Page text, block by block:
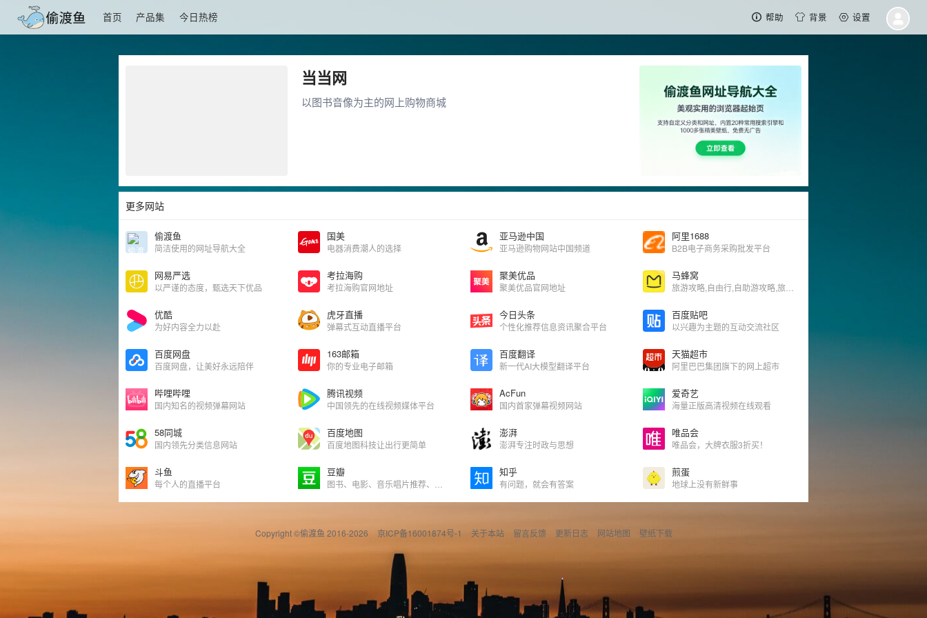
首页 产品集 今日热榜 帮助 背景 设置
当当网
以图书音像为主的网上购物商城
更多网站
偷渡鱼
简洁使用的网址导航大全
国美
电器消费潮人的选择
亚马逊中国
亚马逊购物网站中国频道
阿里1688
B2B电子商务采购批发平台
网易严选
以严谨的态度，甄选天下优品
考拉海购
考拉海购官网地址
聚美优品
聚美优品官网地址
马蜂窝
优酷
为好内容全力以赴
虎牙直播
弹幕式互动直播平台
今日头条
个性化推荐信息资讯聚合平台
百度贴吧
以兴趣为主题的互动交流社区
百度网盘
百度网盘，让美好永远陪伴
163邮箱
你的专业电子邮箱
百度翻译
新一代AI大模型翻译平台
天猫超市
阿里巴巴集团旗下的网上超市
哔哩哔哩
国内知名的视频弹幕网站
腾讯视频
中国领先的在线视频媒体平台
AcFun
国内首家弹幕视频网站
爱奇艺
海量正版高清视频在线观看
58同城
国内领先分类信息网站
百度地图
百度地图科技让出行更简单
澎湃
澎湃专注时政与思想
唯品会
唯品会，大牌衣服3折买！
斗鱼
每个人的直播平台
豆瓣 知乎
有问题，就会有答案
煎蛋
地球上没有新鲜事
Copyright ©偷渡鱼 2016-2026 京ICP备16001874号-1 关于本站 留言反馈 更新日志 网站地图 壁纸下载